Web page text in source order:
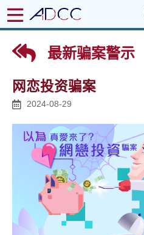
最新骗案警示
网恋投资骗案
2024-08-29